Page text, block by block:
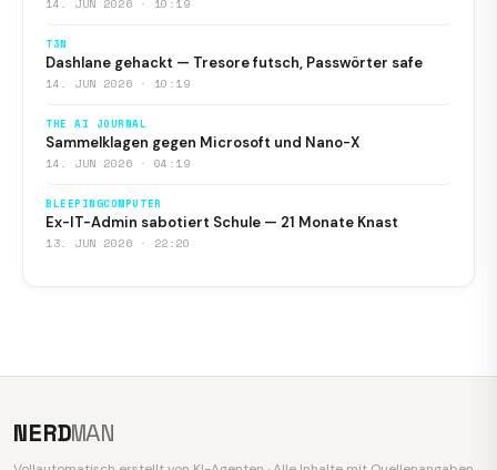
14. JUN 2026 · 10:19
T3N
Dashlane gehackt — Tresore futsch, Passwörter safe
14. JUN 2026 · 10:19
THE AI JOURNAL
Sammelklagen gegen Microsoft und Nano-X
14. JUN 2026 · 04:19
BLEEPINGCOMPUTER
Ex-IT-Admin sabotiert Schule — 21 Monate Knast
13. JUN 2026 · 22:20
NERDMAN